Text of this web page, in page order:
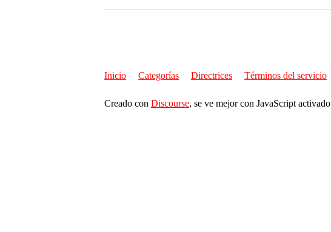
Inicio Categorías Directrices Términos del servicio
Creado con Discourse, se ve mejor con JavaScript activado